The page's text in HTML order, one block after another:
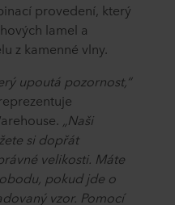
provedení, který
lamel a
z kamenné vlny.
upoutá pozornost,“
„Naši
si dopřát
velikosti. Máte
pokud jde o
vzor. Pomocí